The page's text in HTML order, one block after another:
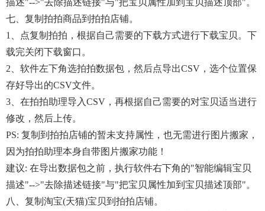
描述"-->"去除描述链接"与"把宝贝属性加到宝贝描述顶部"。
七、复制拍拍商品到拍拍店铺。
1、点复制拍拍，根据自己需要的下载方式进行下载宝贝。下
载完关闭下载窗口。
2、软件左下角选拍拍数据包，然后点导出CSV，选个位置保
存好导出的CSV文件。
3、在拍拍助理导入CSV，再根据自己需要的对宝贝适当进行
修改，然后上传。
PS: 复制到拍拍店铺的暂未支持属性，也无需进行图片搬家，
因为拍拍助理本身自带图片搬家功能！
建议: 在导出数据包之前，执行软件右下角的"智能编辑宝贝
描述"-->"去除描述链接"与"把宝贝属性加到宝贝描述顶部"。
八、复制淘宝(天猫)宝贝到拍拍店铺。